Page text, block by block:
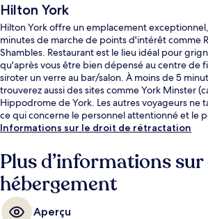
Hilton York
Hilton York offre un emplacement
minutes de marche de points d'intérêt comme
Shambles. Restaurant est le lieu idéal pour
qu'après vous être bien dépensé au centre de
siroter un verre au bar/salon. À moins de 5
trouverez aussi des sites comme York Minster
Hippodrome de York. Les autres voyageurs ne
ce qui concerne le personnel attentionné et le
Informations sur le droit de rétractation
Plus d’informations sur
hébergement
Aperçu